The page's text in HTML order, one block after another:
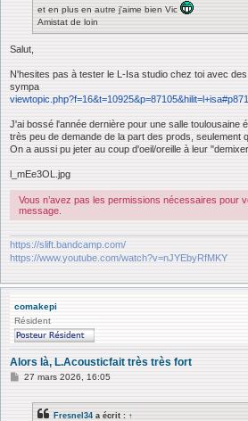
et en plus en autre j'aime bien Vic
Amistat de loin
Salut,
N'hesites pas à tester le L-Isa studio chez toi avec
sympa
J'ai bossé l'année dernière pour une salle toulousaine
très peu de demande de la part des prods, seulement
On a aussi pu jeter au coup d'oeil/oreille à leur
l_mEe3OL.jpg
Vous n’avez pas les permissions nécessaires pour
message.
https://slift.bandcamp.com/
https://www.youtube.com/watch?v=nJYEbyRfMKY
comakepi
Résident
Alors là, L.Acousticfait très très fort
M27 mars 2026, 16:05
Fresnel34 a écrit : ↑